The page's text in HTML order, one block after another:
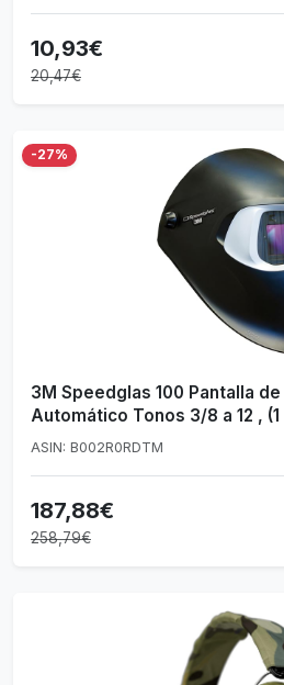
10,93€
20,47€
-27%
3M Speedglas 100 Pantalla
Automático Tonos 3/8 a 12 ,
Negro
ASIN: B002R0RDTM
187,88€
258,79€